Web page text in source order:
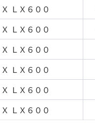
ＬＸ６００
ＬＸ６００
ＬＸ６００
ＬＸ６００
ＬＸ６００
ＬＸ６００